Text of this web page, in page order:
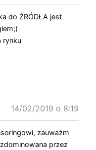
do ŹRÓDŁA jest
rynku
14/02/2019 o 8:19
zauważm
przez